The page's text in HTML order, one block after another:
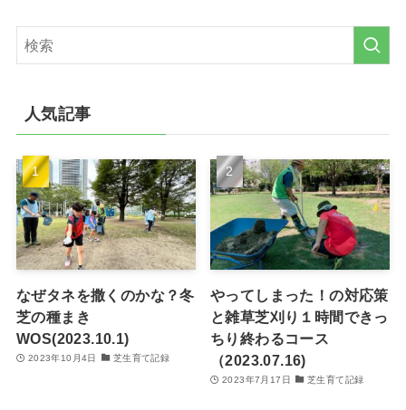
人気記事
なぜタネを撒くのかな？冬
芝の種まき
WOS(2023.10.1)
2023年10月4日 芝生育て記録
やってしまった！の対応策
と雑草芝刈り１時間できっ
ちり終わるコース
（2023.07.16)
2023年7月17日 芝生育て記録